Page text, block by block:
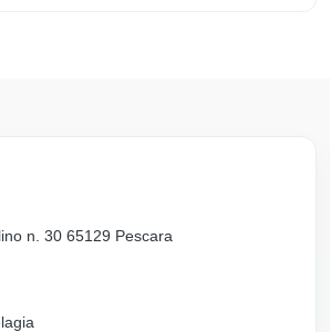
n. 30 65129 Pescara